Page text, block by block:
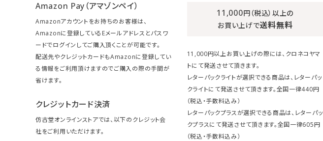
Amazon Pay（アマゾンペイ）
Amazonアカウントをお持ちのお客様は、
Amazonに登録しているEメールアドレスとパスワ
ードでログインしてご購入頂くことが可能です。
配送先やクレジットカードもAmazonに登録してい
る情報をご利用頂けますのでご購入の際の手間が
省けます。
クレジットカード決済
仿古堂オンラインストアでは、以下のクレジット会
社をご利用いただけます。
11,000円（税込）以上の
お買い上げで送料無料
11,000円以上お買い上げの際には、クロネコヤマ
トにて発送させて頂きます。
レターパックライトが選択できる商品は、レターパッ
クライトにて発送させて頂きます。全国一律440円
（税込・手数料込み）
レターパックプラスが選択できる商品は、レターパッ
クプラスにて発送させて頂きます。全国一律605円
（税込・手数料込み）